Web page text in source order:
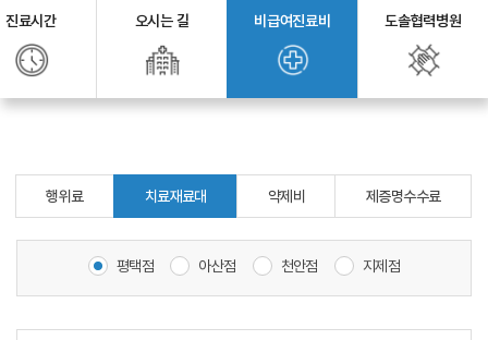
진료시간 오시는 길 비급여진료비 도솔협력병원
행위료 치료재료대 약제비 제증명수수료
평택점 아산점 천안점 지제점